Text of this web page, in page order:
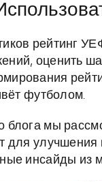
рейтинг
оценить
футболом.
мы
для
инсайды из